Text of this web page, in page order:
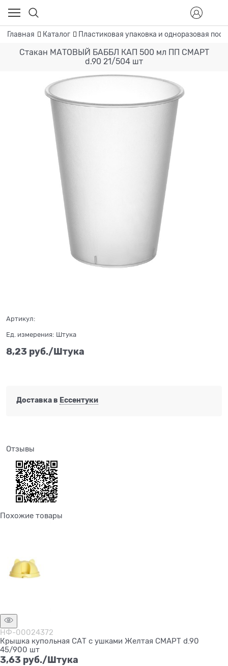
Главная Каталог Пластиковая упаковка и одноразовая
Стакан МАТОВЫЙ БАББЛ КАП 500 мл ПП СМАРТ
d.90 21/504 шт
Артикул:
Ед. измерения: Штука
8,23 руб./Штука
Доставка в Ессентуки
Отзывы
Похожие товары
НФ-00024372
Крышка купольная САТ с ушками Желтая СМАРТ d.90
45/900 шт
3,63 руб./Штука